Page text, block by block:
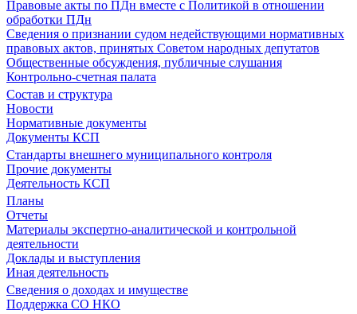
Правовые акты по ПДн вместе с Политикой в отношении
обработки ПДн
Сведения о признании судом недействующими нормативных
правовых актов, принятых Советом народных депутатов
Общественные обсуждения, публичные слушания
Контрольно-счетная палата
Состав и структура
Новости
Нормативные документы
Документы КСП
Стандарты внешнего муниципального контроля
Прочие документы
Деятельность КСП
Планы
Отчеты
Материалы экспертно-аналитической и контрольной
деятельности
Доклады и выступления
Иная деятельность
Сведения о доходах и имуществе
Поддержка СО НКО